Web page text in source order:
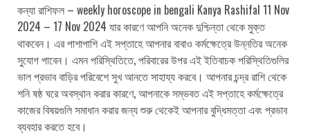
কন্যা রাশিফল – weekly horoscope in bengali Kanya Rashifal 11 Nov
2024 – 17 Nov 2024 যার কারণে আপনি অনেক দুশ্চিন্তা থেকে মুক্ত
থাকবেন। এর পাশাপাশি এই সপ্তাহে আপনার বাবাও কর্মক্ষেত্রে উন্নতির অনেক
সুযোগ পাবেন। এমন পরিস্থিতিতে, পরিবারের উপর এই ইতিবাচক পরিস্থিতিগুলির
ভাল প্রভাব বাড়ির পরিবেশে সুখ আনতে সাহায্য করবে। আপনার চন্দ্র রাশি থেকে
শনি ষষ্ঠ ঘরে অবস্থান করার কারণে, আপনাকে সম্ভবত এই সপ্তাহে কর্মক্ষেত্রে
কাজের বিষয়গুলি সমাধান করার জন্য শুরু থেকেই আপনার বুদ্ধিমত্তা এবং প্রভাব
ব্যবহার করতে হবে।